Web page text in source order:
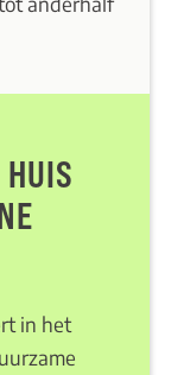
in het